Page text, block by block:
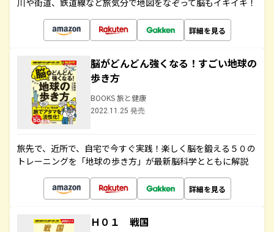
川や街道、鉄道線など旅気分で地図をなぞって脳もイキイキ！
詳細を見る
脳がどんどん強くなる！すごい地球の
歩き方
BOOKS 旅と健康
2022.11.25 発売
旅先で、近所で、自宅で今すぐ実践！楽しく脳を鍛える５０の
トレーニングを「地球の歩き方」が最新脳科学とともに解説
詳細を見る
Ｈ０１ 戦国